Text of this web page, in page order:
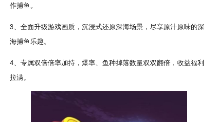
作捕鱼。
3、全面升级游戏画质 ， 沉浸式还原深海场景，尽享原汁原味的深
海捕鱼乐趣。
4、专属双倍倍率加持， 爆率 、鱼种掉落数量双双翻倍，收益福利
拉满。